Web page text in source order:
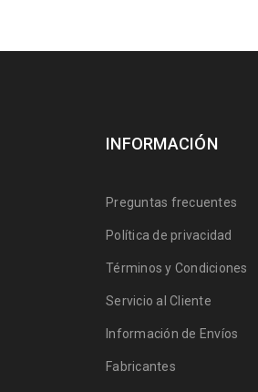
INFORMACIÓN
Preguntas frecuentes
Política de privacidad
Términos y Condiciones
Servicio al Cliente
Información de Envíos
Fabricantes